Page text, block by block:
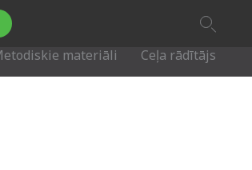
materiāli Ceļa rādītājs